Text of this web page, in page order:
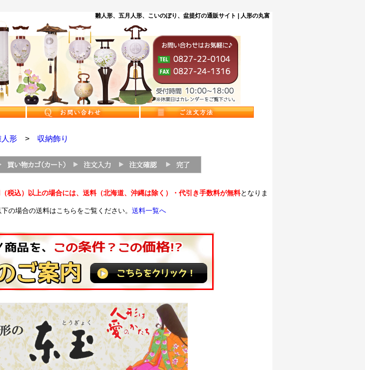
雛人形、五月人形、こいのぼり、盆提灯の通販サイト | 人形の丸富
形> 収納飾り
税込）以上の場合には、送料（北海道、沖縄は除く）・代引き手数料が無料となりま
の場合の送料はこちらをご覧ください。 送料一覧へ